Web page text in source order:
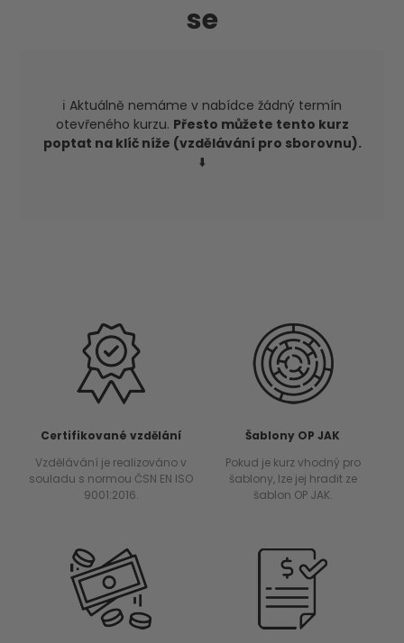
se
ℹ️ Aktuálně nemáme v nabídce žádný termín
otevřeného kurzu. Přesto můžete tento kurz
poptat na klíč níže (vzdělávání pro sborovnu).
⬇️
Certifikované vzdělání
Vzdělávání je realizováno v
souladu s normou ČSN EN ISO
9001:2016.
Šablony OP JAK
Pokud je kurz vhodný pro
šablony, lze jej hradit ze
šablon OP JAK.